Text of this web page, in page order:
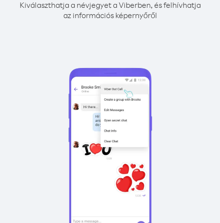
Kiválaszthatja a névjegyet a Viberben, és felhívhatja
az információs képernyőről